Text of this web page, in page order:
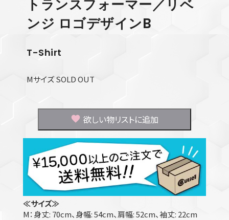
トランスフォーマー／リベ
ンジ ロゴデザインB
T-Shirt
Mサイズ SOLD OUT
欲しい物リストに追加
≪サイズ≫
M：身丈: 70cm、身幅: 54cm、肩幅: 52cm、袖丈: 22cm